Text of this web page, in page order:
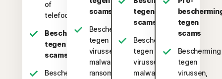
of
telefoons
Bescherming
tegen
scams
Bescherming
scams
Bescherming
tegen
virussen,
malware,
ransomware
tegen
scams
Bescherming
tegen
virussen,
malware,
tegen
scams
Bescherming
tegen
virussen,